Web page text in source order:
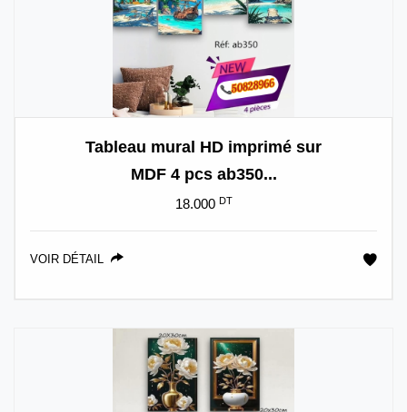
Tableau mural HD imprimé sur
MDF 4 pcs ab350...
18.000 DT
VOIR DÉTAIL